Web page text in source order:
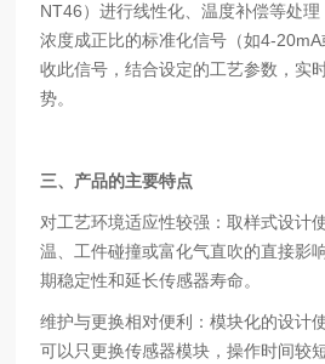
NT46）进行线性化、温度补偿等处
浓度成正比的标准化信号（如4-
收此信号，结合设定的工艺参数，实
势。
三、 产品的主要特点
对工艺环境适应性较强：取样式设计
温、工件碰撞或富化气直吹的直接影
期稳定性和延长传感器寿命。
维护与更换相对便利：模块化的设计
可以只更换传感器模块，操作时间较